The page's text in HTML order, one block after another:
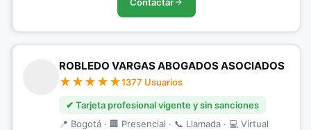
ROBLEDO VARGAS ABOGADOS ASOCIADOS
1377 Usuarios
✔ Tarjeta profesional vigente y sin sanciones
📍 Bogotá · 🏢 Presencial · 📞 Llamada · 💻 Virtual